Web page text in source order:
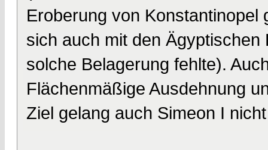
Eroberung von
sich auch mit den
solche Belagerung fehlte).
Flächenmäßige Ausdehnung
Ziel gelang auch Simeon I